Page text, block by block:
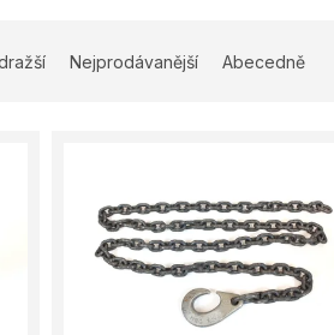
Nejprodávanější Abecedně